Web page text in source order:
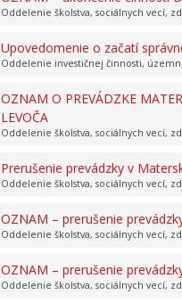
Oddelenie školstva, sociálnych vecí,
Upovedomenie o začatí
Oddelenie investičnej činnosti,
OZNAM O PREVÁDZKE
LEVOČA
Oddelenie školstva, sociálnych vecí,
Prerušenie prevádzky v
Oddelenie školstva, sociálnych vecí,
OZNAM – prerušenie
Oddelenie školstva, sociálnych vecí,
OZNAM – prerušenie
Oddelenie školstva, sociálnych vecí,